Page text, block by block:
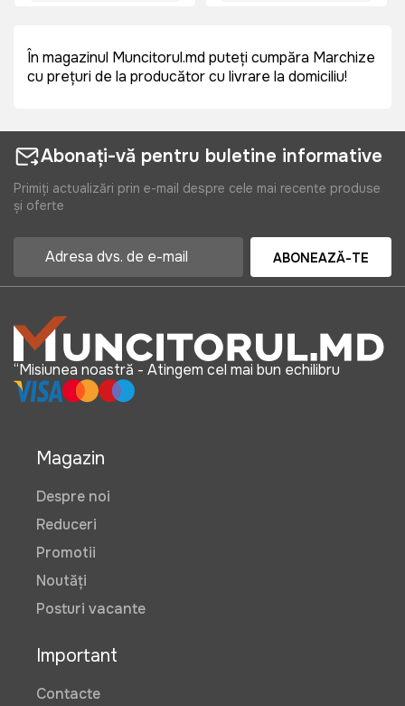
În magazinul Muncitorul.md puteți cumpăra Marchize
cu prețuri de la producător cu livrare la domiciliu!
Abonați-vă pentru buletine informative
Primiți actualizări prin e-mail despre cele mai recente produse
și oferte
ABONEAZĂ-TE
“Misiunea noastră - Atingem cel mai bun echilibru
Magazin
Despre noi
Reduceri
Promotii
Noutăți
Posturi vacante
Important
Contacte